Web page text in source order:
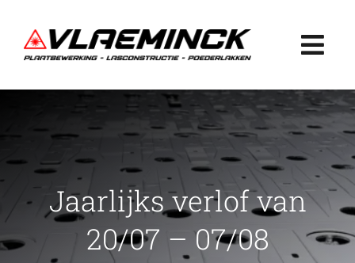
naar
inhoud
Plaatbewerking
Lasconstructie
Jaarlijks verlof van
20/07 – 07/08